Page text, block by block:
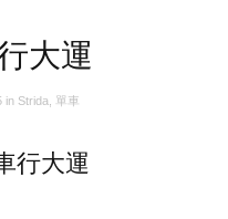
大運
in Strida, 單車
行大運